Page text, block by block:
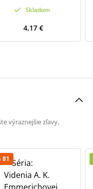
Skladom
4,17 €
výraznejšie zľavy,
81